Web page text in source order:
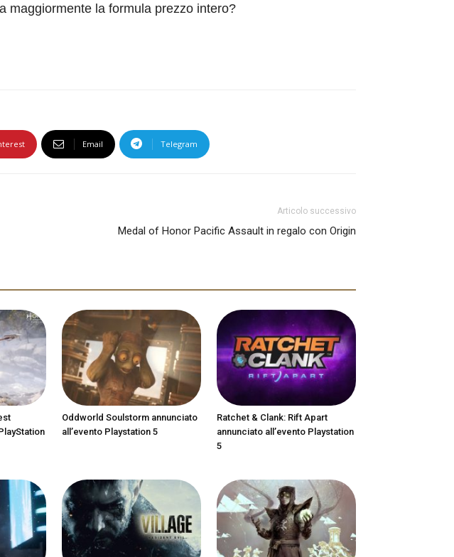
maggiormente la formula prezzo intero?
Email Telegram
Articolo successivo
Medal of Honor Pacific Assault in regalo con Origin
Oddworld Soulstorm annunciato
all’evento Playstation 5
Ratchet & Clank: Rift Apart
annunciato all’evento Playstation
5